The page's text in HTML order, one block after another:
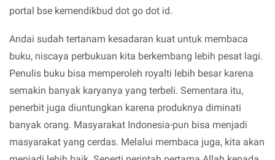
portal bse kemendikbud dot go dot id.
Andai sudah tertanam kesadaran kuat untuk membaca
buku, niscaya perbukuan kita berkembang lebih pesat lagi.
Penulis buku bisa memperoleh royalti lebih besar karena
semakin banyak karyanya yang terbeli. Sementara itu,
penerbit juga diuntungkan karena produknya diminati
banyak orang. Masyarakat Indonesia-pun bisa menjadi
masyarakat yang cerdas. Melalui membaca juga, kita akan